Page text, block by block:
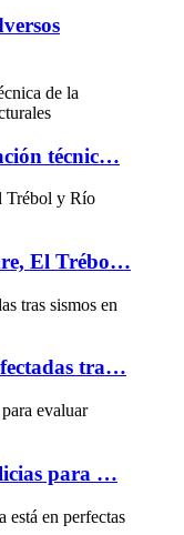
técnic…
El Trébo…
tra…
para …